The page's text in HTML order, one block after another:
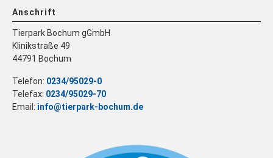
Anschrift
Tierpark Bochum gGmbH
Klinikstraße 49
44791 Bochum
Telefon: 0234/95029-0
Telefax: 0234/95029-70
Email: info@tierpark-bochum.de